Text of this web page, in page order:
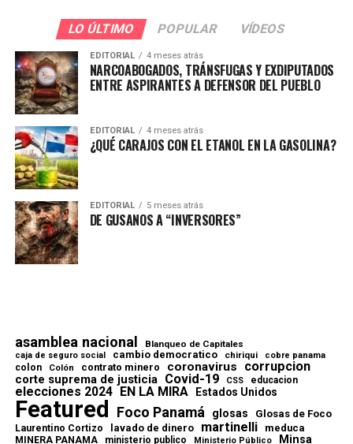
LO ÚLTIMO POPULAR VÍDEOS
EDITORIAL 4 meses atrás
NARCOABOGADOS, TRÁNSFUGAS Y EXDIPUTADOS
ENTRE ASPIRANTES A DEFENSOR DEL PUEBLO
EDITORIAL 4 meses atrás
¿QUÉ CARAJOS CON EL ETANOL EN LA GASOLINA?
EDITORIAL 5 meses atrás
DE GUSANOS A “INVERSORES”
asamblea nacional Blanqueo de Capitales
caja de seguro social cambio democratico chiriqui cobre panama
colon Colón contrato minero coronavirus corrupcion
corte suprema de justicia Covid-19 CSS educacion
elecciones 2024 EN LA MIRA Estados Unidos
Featured Foco Panamá glosas Glosas de Foco
Laurentino Cortizo lavado de dinero martinelli meduca
MINERA PANAMA ministerio publico Ministerio Público Minsa